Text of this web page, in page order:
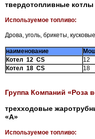
твердотопливные
Используемое топливо:
Дрова, уголь, брикеты,
наименование
Котел 12 CS
12
Котел 18 CS
18
Группа Компаний «Роза
трехходовые
«А»
Используемое топливо: